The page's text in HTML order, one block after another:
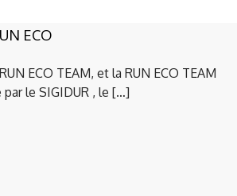
ECO
ECO TEAM, et la RUN ECO TEAM
le SIGIDUR , le […]